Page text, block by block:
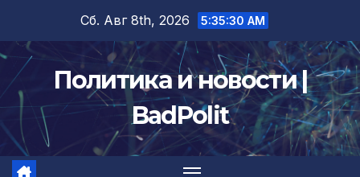
содержимому
Сб. Авг 8th, 2026 5:35:30 AM
Политика и новости |
BadPolit